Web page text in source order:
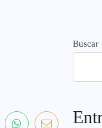
Buscar